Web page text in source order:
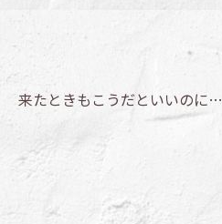
来たときもこうだといいのに…